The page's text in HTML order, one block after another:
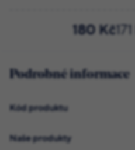
180 Kč
Podrobné informace
Kód produktu
Naše produkty